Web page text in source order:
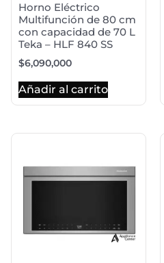
Horno Eléctrico
Multifunción de 80 cm
con capacidad de 70 L
Teka – HLF 840 SS
$6,090,000
Añadir al carrito